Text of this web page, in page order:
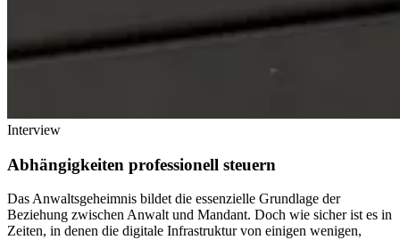
Interview
Abhängigkeiten professionell steuern
Das Anwaltsgeheimnis bildet die essenzielle Grundlage der
Beziehung zwischen Anwalt und Mandant. Doch wie sicher ist es in
Zeiten, in denen die digitale Infrastruktur von einigen wenigen,